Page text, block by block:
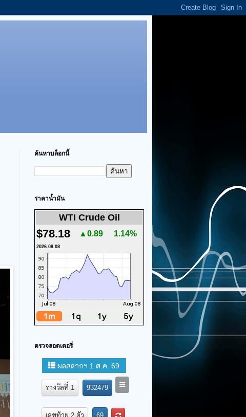
ค้นหาบล็อกนี้
ราคาน้ำมัน
WTI Crude Oil
$78.18 ▲0.89 1.14%
2026.08.08
ตรวจลอตเตอรี่